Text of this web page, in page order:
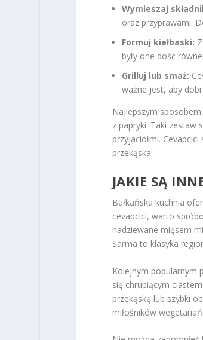
Wymieszaj
oraz przyprawami.
Formuj kiełbaski:
były one dość
Grilluj lub smaż:
ważne jest, aby
Najlepszym
z papryki. Taki zestaw
przyjaciółmi.
przekąska.
JAKIE SĄ
Bałkańska kuchnia
cevapcici, warto
nadziewane mięsem
Sarma to klasyka
Kolejnym popularnym
się chrupiącym
przekąskę lub szybki
miłośników